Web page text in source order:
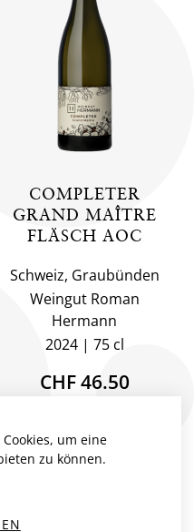
COMPLETER
GRAND MAÎTRE
FLÄSCH AOC
Schweiz, Graubünden
Weingut Roman
Hermann
2024
75 cl
CHF 46.50
um eine
zu können.